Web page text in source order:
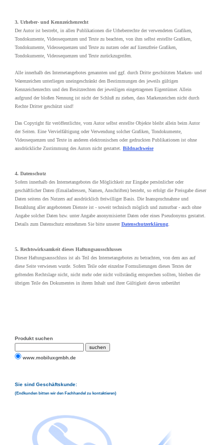
3. Urheber- und Kennzeichenrecht
Der Autor ist bestrebt, in allen Publikationen die Urheberrechte der verwendeten Grafiken,
Tondokumente, Videosequenzen und Texte zu beachten, von ihm selbst erstellte Grafiken,
Tondokumente, Videosequenzen und Texte zu nutzen oder auf lizenzfreie Grafiken,
Tondokumente, Videosequenzen und Texte zurückzugreifen.
Alle innerhalb des Internetangebotes genannten und ggf. durch Dritte geschützten Marken- und
Warenzeichen unterliegen uneingeschränkt den Bestimmungen des jeweils gültigen
Kennzeichenrechts und den Besitzrechten der jeweiligen eingetragenen Eigentümer. Allein
aufgrund der bloßen Nennung ist nicht der Schluß zu ziehen, dass Markenzeichen nicht durch
Rechte Dritter geschützt sind!
Das Copyright für veröffentlichte, vom Autor selbst erstellte Objekte bleibt allein beim Autor
der Seiten. Eine Vervielfältigung oder Verwendung solcher Grafiken, Tondokumente,
Videosequenzen und Texte in anderen elektronischen oder gedruckten Publikationen ist ohne
ausdrückliche Zustimmung des Autors nicht gestattet. Bildnachweise
4. Datenschutz
Sofern innerhalb des Internetangebotes die Möglichkeit zur Eingabe persönlicher oder
geschäftlicher Daten (Emailadressen, Namen, Anschriften) besteht, so erfolgt die Preisgabe dieser
Daten seitens des Nutzers auf ausdrücklich freiwilliger Basis. Die Inanspruchnahme und
Bezahlung aller angebotenen Dienste ist - soweit technisch möglich und zumutbar - auch ohne
Angabe solcher Daten bzw. unter Angabe anonymisierter Daten oder eines Pseudonyms gestattet.
Details zum Datenschutz entnehmen Sie bitte unsererDatenschutzerklärung
5. Rechtswirksamkeit dieses Haftungsausschlusses
Dieser Haftungsausschluss ist als Teil des Internetangebotes zu betrachten, von dem aus auf
diese Seite verwiesen wurde. Sofern Teile oder einzelne Formulierungen dieses Textes der
geltenden Rechtslage nicht, nicht mehr oder nicht vollständig entsprechen sollten, bleiben die
übrigen Teile des Dokumentes in ihrem Inhalt und ihrer Gültigkeit davon unberührt
Produkt suchen
www.mobiluxgmbh.de
Sie sind Geschäftskunde:
(Endkunden bitten wir den Fachhandel zu kontaktieren)